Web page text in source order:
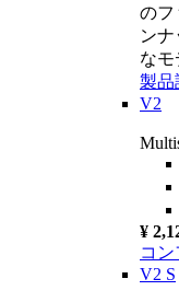
のフ
ン
なモ
製品
V2
¥
コ
V2 S